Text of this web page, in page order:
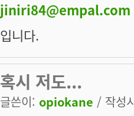
jiniri84@empal.com
입니다.
혹시 저도...
글쓴이: opiokane / 작성